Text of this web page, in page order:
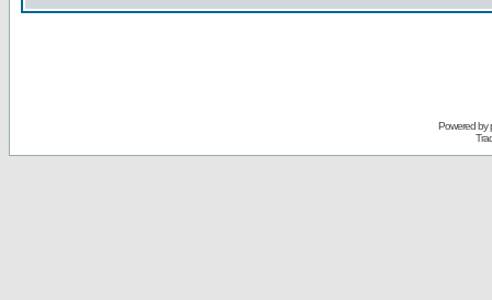
Powered by